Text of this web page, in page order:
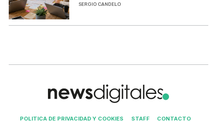
SERGIO CANDELO
POLITICA DE PRIVACIDAD Y COOKIES STAFF CONTACTO